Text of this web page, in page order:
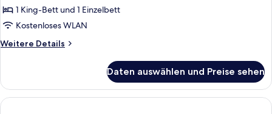
Betten
anzeigen
1 King-Bett und 1 Einzelbett
Kostenloses WLAN
Weitere Details
Weitere
Zimmer,
Mehrere
Betten
Daten auswählen und Preise sehen